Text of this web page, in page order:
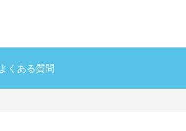
よくある質問